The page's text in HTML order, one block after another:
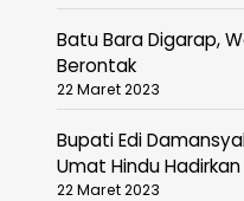
Batu Bara Digarap,
Berontak
22 Maret 2023
Bupati Edi
Umat Hindu
22 Maret 2023